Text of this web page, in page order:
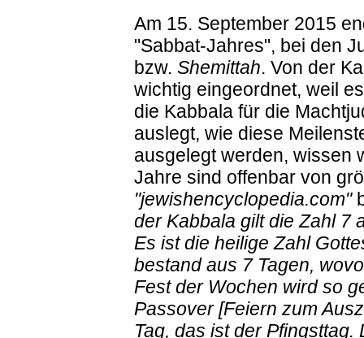
Am 15. September 2015
"Sabbat-Jahres", bei den
bzw. Shemittah. Von der
wichtig eingeordnet, weil
die Kabbala für die
auslegt, wie diese
ausgelegt werden, wissen
Jahre sind offenbar von
"jewishencyclopedia.com"
der Kabbala gilt die Zahl 7
Es ist die heilige Zahl
bestand aus 7 Tagen,
Fest der Wochen wird so
Passover [Feiern zum
Tag, das ist der